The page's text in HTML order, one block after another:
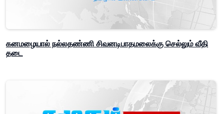
கனமழையால் நல்லதண்ணி சிவனடிபாதமலைக்கு செல்லும் வீதி
தடை